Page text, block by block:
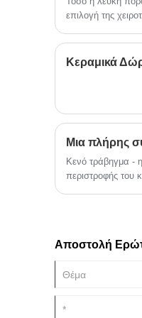
επιλογή της
Κεραμικά
Μια πλήρης
Κενό τράβηγμα -
περιστροφής του
Αποστολή